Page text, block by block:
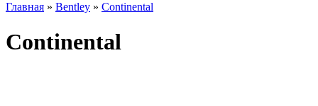
Главная » Bentley » Continental
Continental